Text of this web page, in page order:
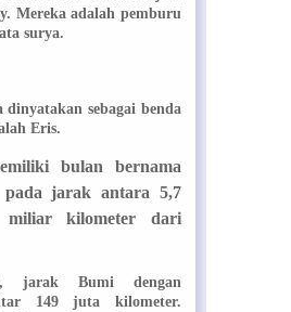
Mereka adalah pemburu
surya.
dinyatakan sebagai benda
Eris.
bulan bernama
pada jarak antara 5,7
kilometer dari
jarak Bumi dengan
149 juta kilometer.